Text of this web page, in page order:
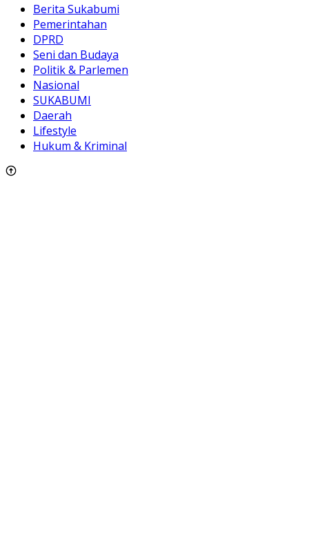
Berita Sukabumi
Pemerintahan
DPRD
Seni dan Budaya
Politik & Parlemen
Nasional
SUKABUMI
Daerah
Lifestyle
Hukum & Kriminal